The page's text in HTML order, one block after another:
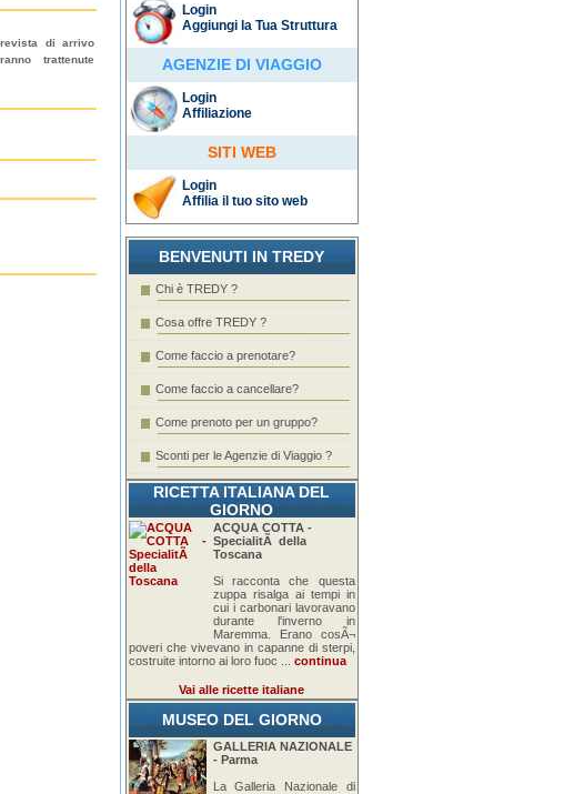
di arrivo
trattenute
Login
Aggiungi la Tua Struttura
AGENZIE DI VIAGGIO
Login
Affiliazione
SITI WEB
Login
Affilia il tuo sito web
BENVENUTI IN TREDY
Chi è TREDY ?
Cosa offre TREDY ?
Come faccio a prenotare?
Come faccio a cancellare?
Come prenoto per un gruppo?
Sconti per le Agenzie di Viaggio ?
RICETTA ITALIANA DEL
GIORNO
ACQUA COTTA -
SpecialitÃ della
Toscana
Si racconta che questa
zuppa risalga ai tempi in
cui i carbonari lavoravano
durante l'inverno in
Maremma. Erano cosÃ¬
poveri che vivevano in capanne di sterpi,
costruite intorno ai loro fuoc ... continua
Vai alle ricette italiane
MUSEO DEL GIORNO
GALLERIA NAZIONALE
- Parma
La Galleria Nazionale di